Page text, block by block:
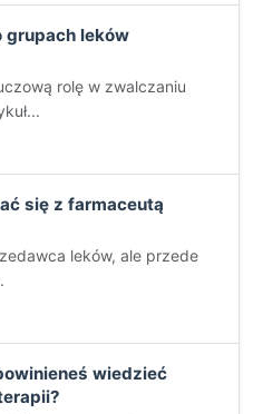
grupach leków
rolę w zwalczaniu
się z farmaceutą
leków, ale przede
wiedzieć